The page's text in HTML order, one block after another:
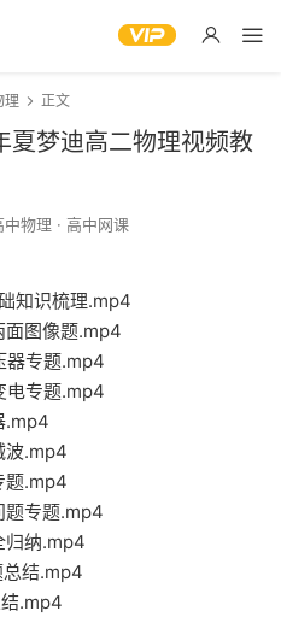
理 正文
梦迪高二物理视频教
中物理 · 高中网课
知识梳理.mp4
图像题.mp4
器专题.mp4
电专题.mp4
.mp4
波.mp4
题.mp4
题专题.mp4
归纳.mp4
结.mp4
.mp4